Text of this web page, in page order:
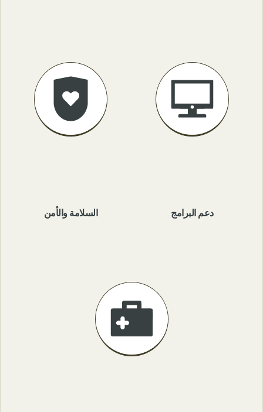
دعم البرامج السلامة والأمن